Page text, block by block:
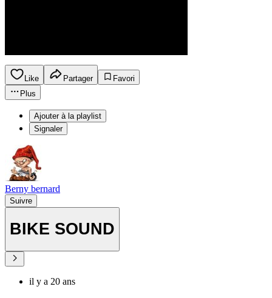
Like Partager
Favori
Plus
Ajouter à la playlist
Signaler
Berny bernard
Suivre
BIKE SOUND
il y a 20 ans